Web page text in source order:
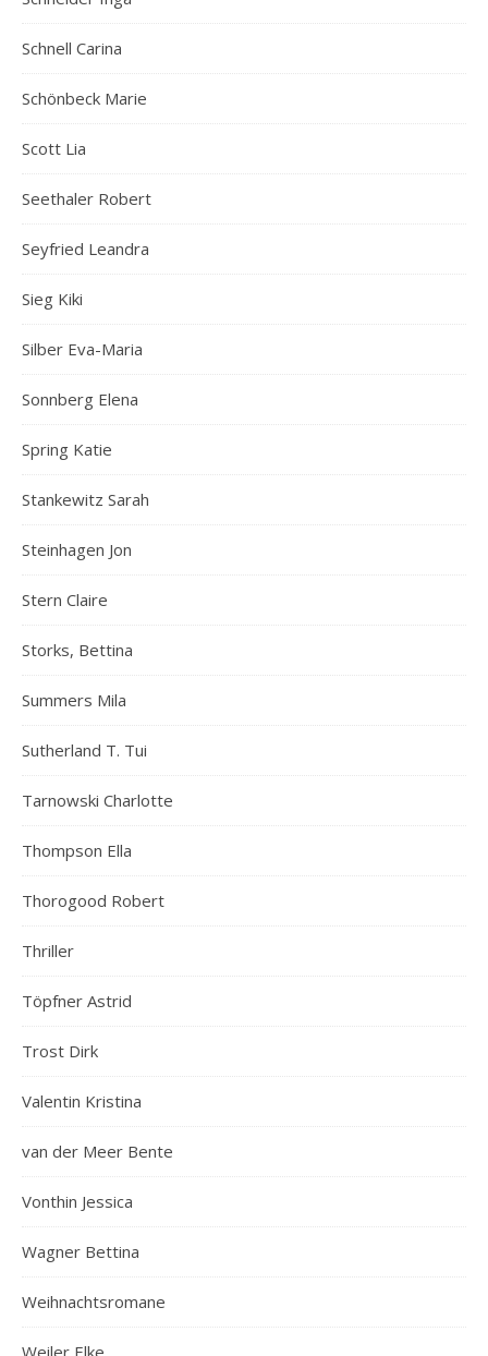
Schnell Carina
Schönbeck Marie
Scott Lia
Seethaler Robert
Seyfried Leandra
Sieg Kiki
Silber Eva-Maria
Sonnberg Elena
Spring Katie
Stankewitz Sarah
Steinhagen Jon
Stern Claire
Storks, Bettina
Summers Mila
Sutherland T. Tui
Tarnowski Charlotte
Thompson Ella
Thorogood Robert
Thriller
Töpfner Astrid
Trost Dirk
Valentin Kristina
van der Meer Bente
Vonthin Jessica
Wagner Bettina
Weihnachtsromane